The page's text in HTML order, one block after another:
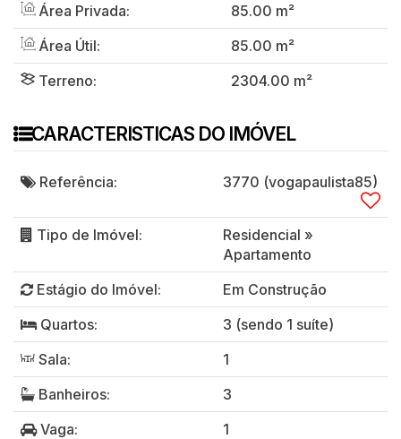
Área Privada: 85.00 m²
Área Útil:
85.00 m²
Terreno:
2304.00 m²
CARACTERISTICAS DO IMÓVEL
Referência: 3770 (vogapaulista85)
Tipo de Imóvel: Residencial »
Apartamento
Estágio do Imóvel:
Em Construção
Quartos:
3 (sendo 1 suíte)
Sala:
1
Banheiros:
3
Vaga:
1